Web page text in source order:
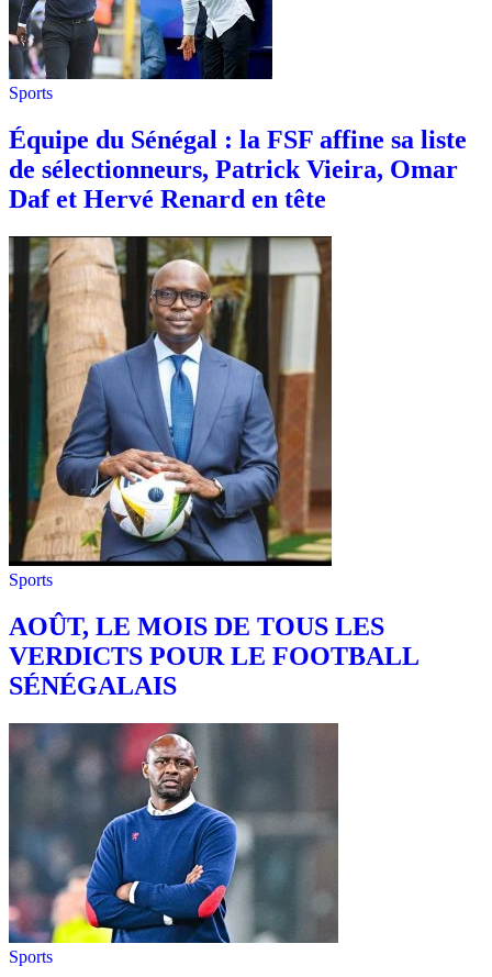
Sports
Équipe du Sénégal : la FSF affine sa liste
de sélectionneurs, Patrick Vieira, Omar
Daf et Hervé Renard en tête
Sports
AOÛT, LE MOIS DE TOUS LES
VERDICTS POUR LE FOOTBALL
SÉNÉGALAIS
Sports